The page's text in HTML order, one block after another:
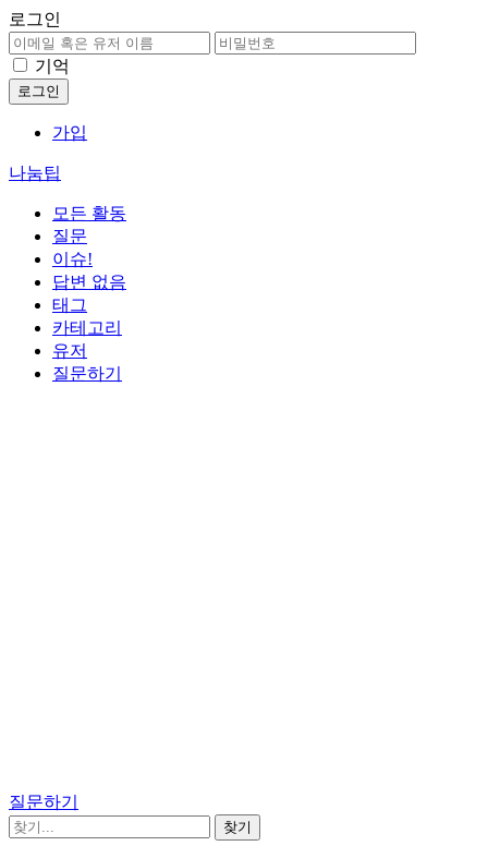
로그인
기억
가입
나눔팁
모든 활동
질문
이슈!
답변 없음
태그
카테고리
유저
질문하기
질문하기